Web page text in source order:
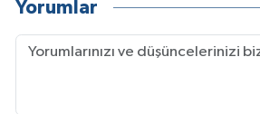
Yorumlar